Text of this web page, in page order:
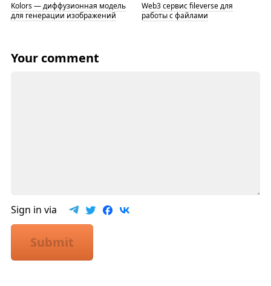
Kolors — диффузионная модель
для генерации изображений
Web3 сервис fileverse для
работы с файлами
Your comment
Sign in via
Submit